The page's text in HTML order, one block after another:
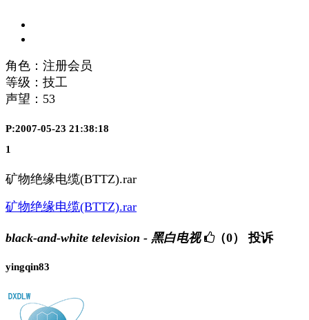
角色：注册会员
等级：技工
声望： 53
P:2007-05-23 21:38:18
1
矿物绝缘电缆(BTTZ).rar
矿物绝缘电缆(BTTZ).rar
black-and-white television - 黑白电视 （0） 投诉
yingqin83